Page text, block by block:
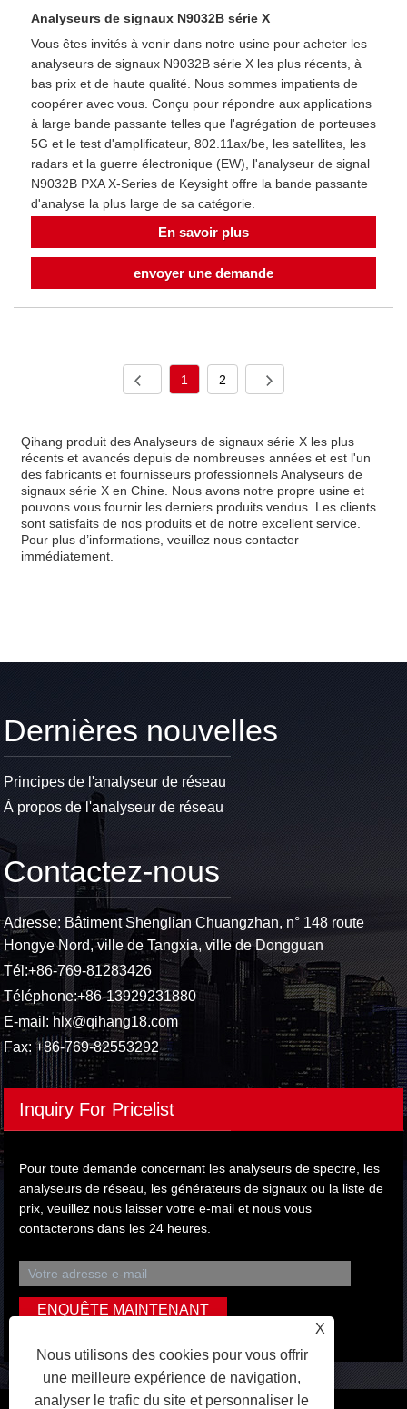
Analyseurs de signaux N9032B série X
Vous êtes invités à venir dans notre usine pour acheter les
analyseurs de signaux N9032B série X les plus récents, à
bas prix et de haute qualité. Nous sommes impatients de
coopérer avec vous. Conçu pour répondre aux applications
à large bande passante telles que l'agrégation de porteuses
5G et le test d'amplificateur, 802.11ax/be, les satellites, les
radars et la guerre électronique (EW), l'analyseur de signal
N9032B PXA X-Series de Keysight offre la bande passante
d'analyse la plus large de sa catégorie.
En savoir plus
envoyer une demande
1 2
Qihang produit des Analyseurs de signaux série X les plus
récents et avancés depuis de nombreuses années et est l'un
des fabricants et fournisseurs professionnels Analyseurs de
signaux série X en Chine. Nous avons notre propre usine et
pouvons vous fournir les derniers produits vendus. Les clients
sont satisfaits de nos produits et de notre excellent service.
Pour plus d’informations, veuillez nous contacter
immédiatement.
Dernières nouvelles
Principes de l'analyseur de réseau
À propos de l'analyseur de réseau
Contactez-nous
Adresse: Bâtiment Shenglian Chuangzhan, n° 148 route
Hongye Nord, ville de Tangxia, ville de Dongguan
Tél:+86-769-81283426
Téléphone:+86-13929231880
E-mail: hlx@qihang18.com
Fax: +86-769-82553292
Inquiry For Pricelist
Pour toute demande concernant les analyseurs de spectre, les
analyseurs de réseau, les générateurs de signaux ou la liste de
prix, veuillez nous laisser votre e-mail et nous vous
contacterons dans les 24 heures.
X
Nous utilisons des cookies pour vous offrir
une meilleure expérience de navigation,
analyser le trafic du site et personnaliser le